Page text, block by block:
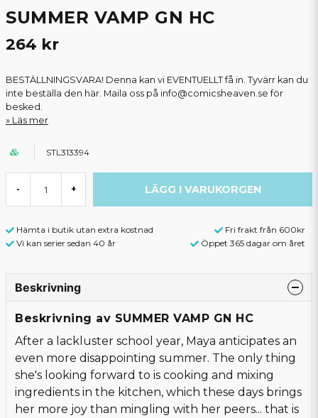
SUMMER VAMP GN HC
264 kr
BESTÄLLNINGSVARA! Denna kan vi EVENTUELLT få in. Tyvärr kan du
inte beställa den här. Maila oss på info@comicsheaven.se för
besked.
Läs mer
STL313394
- + LÄGG I VARUKORGEN
Hämta i butik utan extra kostnad
Fri frakt från 600kr
Vi kan serier sedan 40 år
Öppet 365 dagar om året
Beskrivning
Beskrivning av SUMMER VAMP GN HC
After a lackluster school year, Maya anticipates an
even more disappointing summer. The only thing
she's looking forward to is cooking and mixing
ingredients in the kitchen, which these days brings
her more joy than mingling with her peers... that is